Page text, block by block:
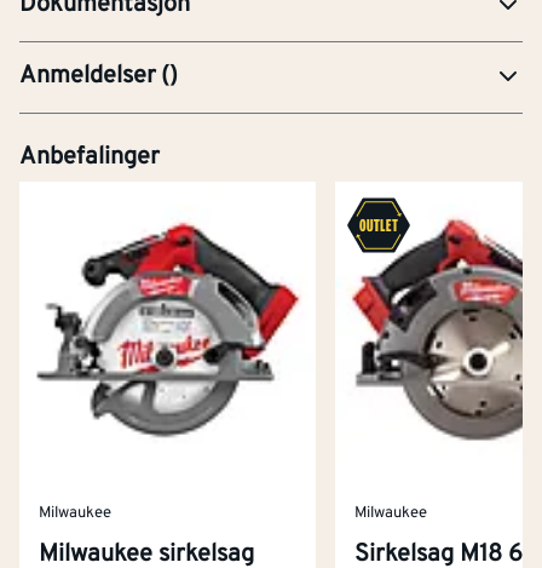
Anmeldelser()
Anbefalinger
Milwaukee
Milwaukee sirkelsag
Milwaukee
Sirkelsag M18